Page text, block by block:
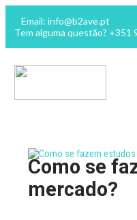
Email: info@b2ave.pt
Tem alguma questão? +351
Como se
mercado?